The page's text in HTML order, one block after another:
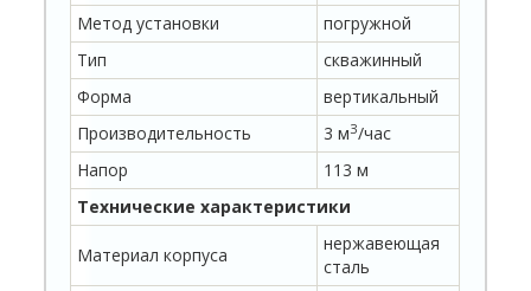
Метод установки
погружной
Тип
скважинный
Форма
вертикальный
Производительность
3 мЗ/час
Напор
113 м
Технические характеристики
Материал корпуса
нержавеющая
сталь